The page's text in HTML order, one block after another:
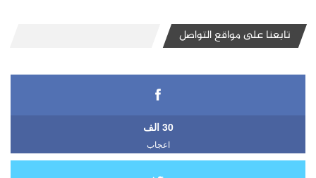
تابعنا على مواقع التواصل
30 الف
اعجاب